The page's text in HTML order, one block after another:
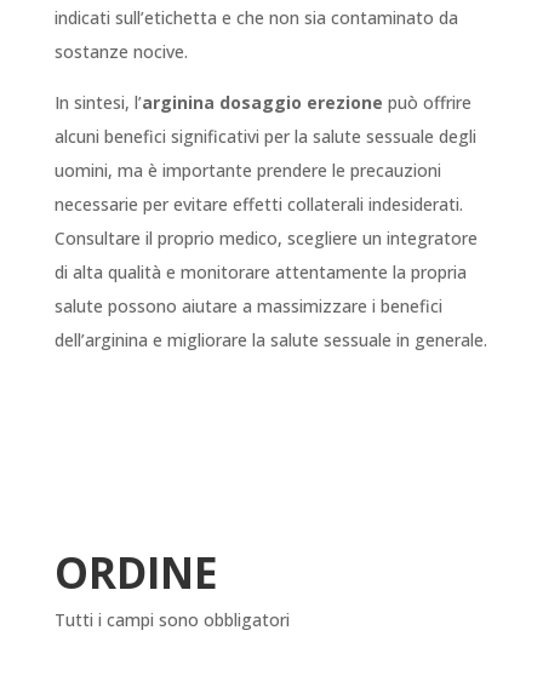
indicati sull’etichetta e che non sia contaminato da
sostanze nocive.
In sintesi, l’arginina dosaggio erezione può offrire
alcuni benefici significativi per la salute sessuale degli
uomini, ma è importante prendere le precauzioni
necessarie per evitare effetti collaterali indesiderati.
Consultare il proprio medico, scegliere un integratore
di alta qualità e monitorare attentamente la propria
salute possono aiutare a massimizzare i benefici
dell’arginina e migliorare la salute sessuale in generale.
ORDINE
Tutti i campi sono obbligatori